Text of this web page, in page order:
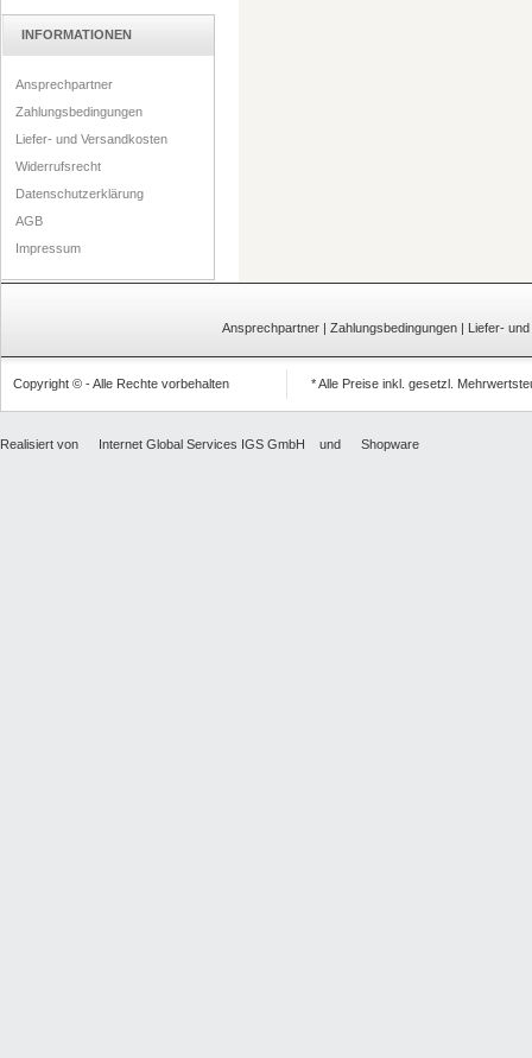
INFORMATIONEN
Ansprechpartner
Zahlungsbedingungen
Liefer- und Versandkosten
Widerrufsrecht
Datenschutzerklärung
AGB
Impressum
Ansprechpartner | Zahlungsbedingungen | Liefer-
Copyright © - Alle Rechte vorbehalten * Alle Preise inkl. gesetzl.
Realisiert von Internet Global Services IGS GmbH und Shopware